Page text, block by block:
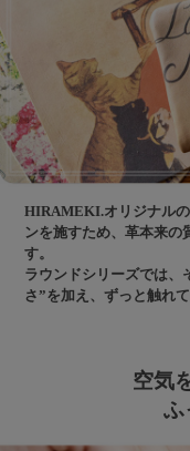
HIRAMEKI.オリジナル
ンを施すため、革本来の
す。
ラウンドシリーズでは
さ”を加え、ずっと触れ
空気
ふ